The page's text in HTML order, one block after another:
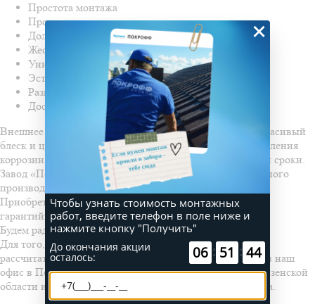
Простота монтажа
Прочность
Долговечность
Жесткость
Универсальность
Эстетическая привлекательность
Разнообразие цветов
Доступная стоимость.
Внешнее покрытие материала не только придает ему красивый
блеск и цвет, но и дополнительно защищает его от появления
коррозии, продлевая эксплуатационный и гарантийный сроки.
Завод «Покрофф» в Пензе на всю продукцию собственного
производства предоставляет официальную гарантию.
Приобретая профнастил в «Покрофф», Вы получите
гарантийный талон на свой заказ.
Будем рады взаимовыгодному сотрудничеству с Вами!
Для того, чтобы купить профлист R20, уточнить цену,
рассчитать стоимость забора из профнастила - звоните в наш
офис в Пензе. Также мы осуществляем доставку по Пензенской
области и можем порекомендовать бригаду для монтажа.
×
Чтобы узнать стоимость монтажных
работ, введите телефон в поле ниже и
нажмите кнопку "Получить"
До окончания акции
осталось: 51 : 08 : 08